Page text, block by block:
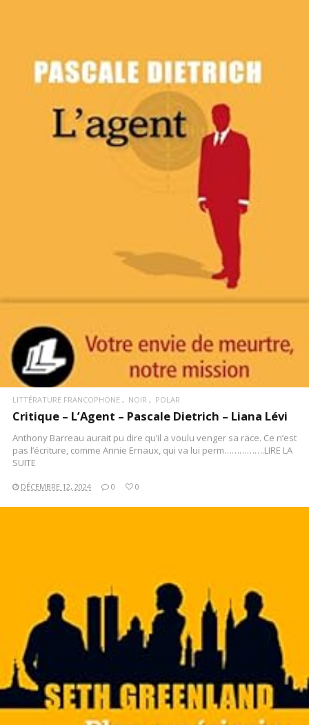
LITTÉRATURE FRANCOPHONE NOIR POLAR
Critique – L’Agent – Pascale Dietrich – Liana Lévi
Anthony Barreau aurait pu dire qu’il a voulu venger sa race. Ce n’est
pas l’écriture, comme Annie Ernaux, qui va lui perm…………….LIRE LA
SUITE
DÉCEMBRE 12, 2024 0 0